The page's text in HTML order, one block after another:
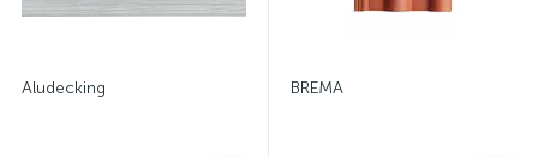
Aludecking BREMA